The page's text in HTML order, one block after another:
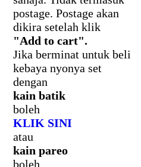
postage. Postage akan
dikira setelah klik
"Add to cart".
Jika berminat untuk beli
kebaya nyonya set
dengan
kain batik
boleh
KLIK SINI
atau
kain pareo
boleh